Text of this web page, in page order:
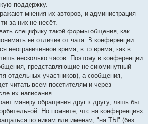
поддержку.
мнения их авторов, и администрация
за них не несёт.
специфику такой формы общения, как
её отличие от чата. В конференции
неограниченное время, в то время, как в
несколько часов. Поэтому в конференции
представляющие не сиюминутный
отдельных участников), а сообщения,
читать всем посетителям и через
их написания.
манеру обращения друг к другу, лишь бы
Но помните, что на конференциях
по никам или именам, "на ТЫ" (без